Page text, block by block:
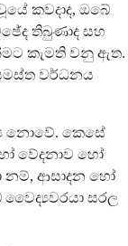
කවදාද, ඔබේ
තිබුණාද සහ
කැමති වනු ඇත.
වර්ධනය
නොවේ. කෙසේ
වේදනාව හෝ
ආසාදන හෝ
වෛද්‍යවරයා සරල